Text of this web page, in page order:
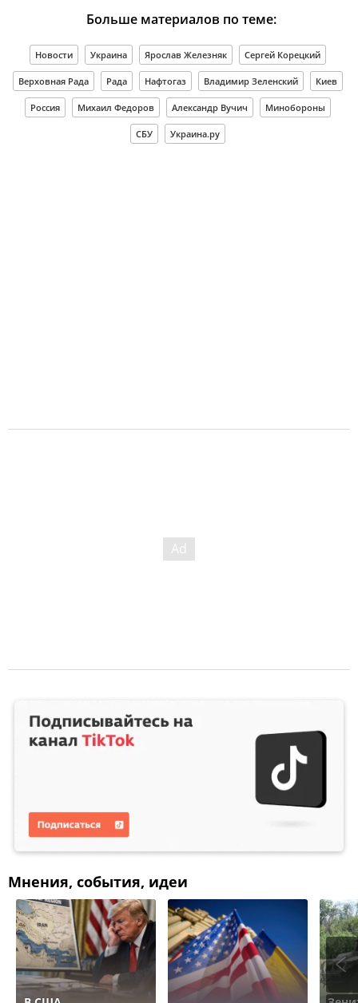
Больше материалов по теме:
Новости Украина Ярослав Железняк Сергей Корецкий
Верховная Рада Рада Нафтогаз Владимир Зеленский Киев
Россия Михаил Федоров Александр Вучич Минобороны
СБУ Украина.ру
Мнения, события, идеи